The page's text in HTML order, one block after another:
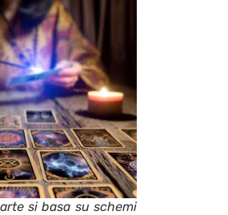
si basa su schemi